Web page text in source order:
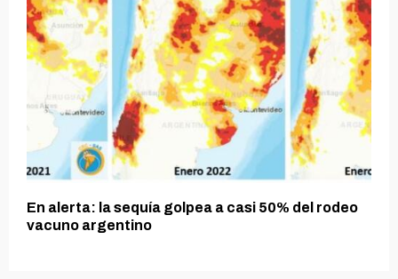
En alerta: la sequía golpea a casi 50% del rodeo
vacuno argentino